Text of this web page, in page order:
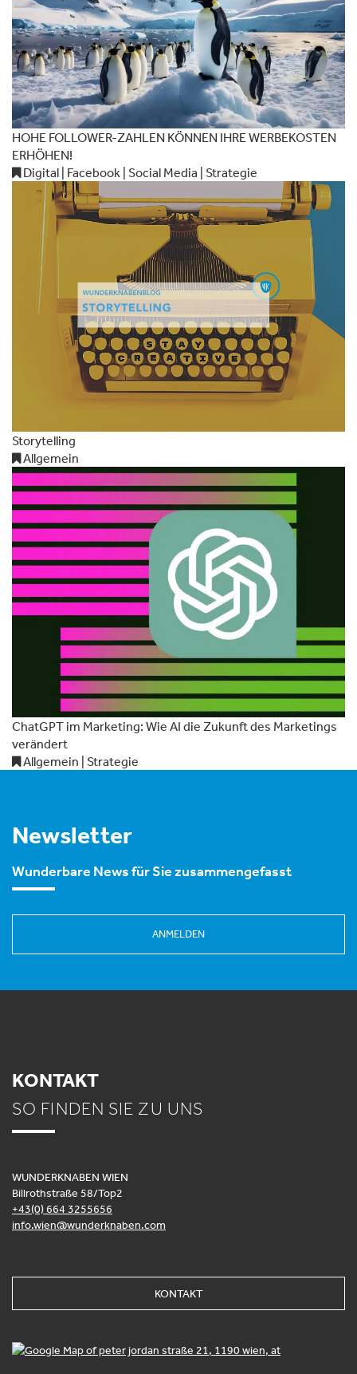
HOHE FOLLOWER-ZAHLEN KÖNNEN IHRE WERBEKOSTEN
ERHÖHEN!
Digital | Facebook | Social Media | Strategie
Storytelling
Allgemein
ChatGPT im Marketing: Wie AI die Zukunft des Marketings
verändert
Allgemein | Strategie
Newsletter
Wunderbare News für Sie zusammengefasst
ANMELDEN
KONTAKT
SO FINDEN SIE ZU UNS
WUNDERKNABEN WIEN
Billrothstraße 58/Top2
+43(0) 664 3255656
info.wien@wunderknaben.com
KONTAKT